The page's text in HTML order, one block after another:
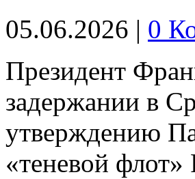
05.06.2026 | 0
Президент
задержании в
утверждению
«теневой флот»